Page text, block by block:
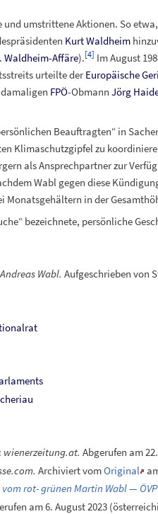
umstrittene Aktionen. So
Kurt Waldheim
Waldheim-Affäre).[4] Im August
urteilte derEuropäische
FPÖ-Obmann Jörg
Beauftragten“ in
Klimaschutzgipfel zu
als Ansprechpartner zur
Wabl gegen diese
in der
bezeichnete, persönliche
Wabl. Aufgeschrieben von
wienerzeitung.at. Abgerufen am 22.
ArchiviertvomOriginal
rot- grünen Martin Wabl —
am 6. August 2023